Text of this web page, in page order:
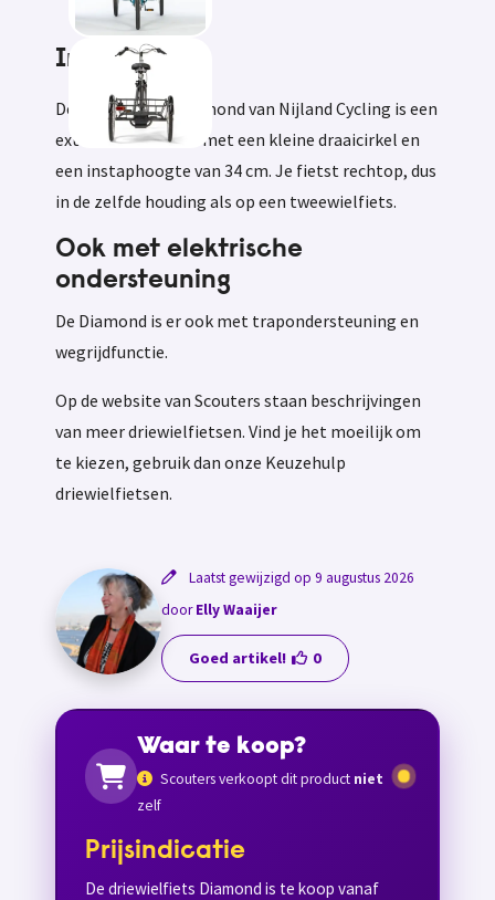
Informatie
De driewielfiets Diamond van Nijland Cycling is een
extra stabiele fiets met een kleine draaicirkel en
een instaphoogte van 34 cm. Je fietst rechtop, dus
in de zelfde houding als op een tweewielfiets.
Ook met elektrische
ondersteuning
De Diamond is er ook met trapondersteuning en
wegrijdfunctie.
Op de website van Scouters staan beschrijvingen
van meer driewielfietsen. Vind je het moeilijk om
te kiezen, gebruik dan onze Keuzehulp
driewielfietsen.
Laatst gewijzigd op 9 augustus 2026
doorElly Waaijer
Goed artikel! 0
Waar te koop?
Scouters verkoopt dit product niet
zelf
Prijsindicatie
De driewielfiets Diamond is te koop vanaf